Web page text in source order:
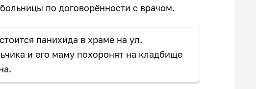
по договорённости с врачом.
панихида в храме на ул.
и его маму похоронят на кладбище